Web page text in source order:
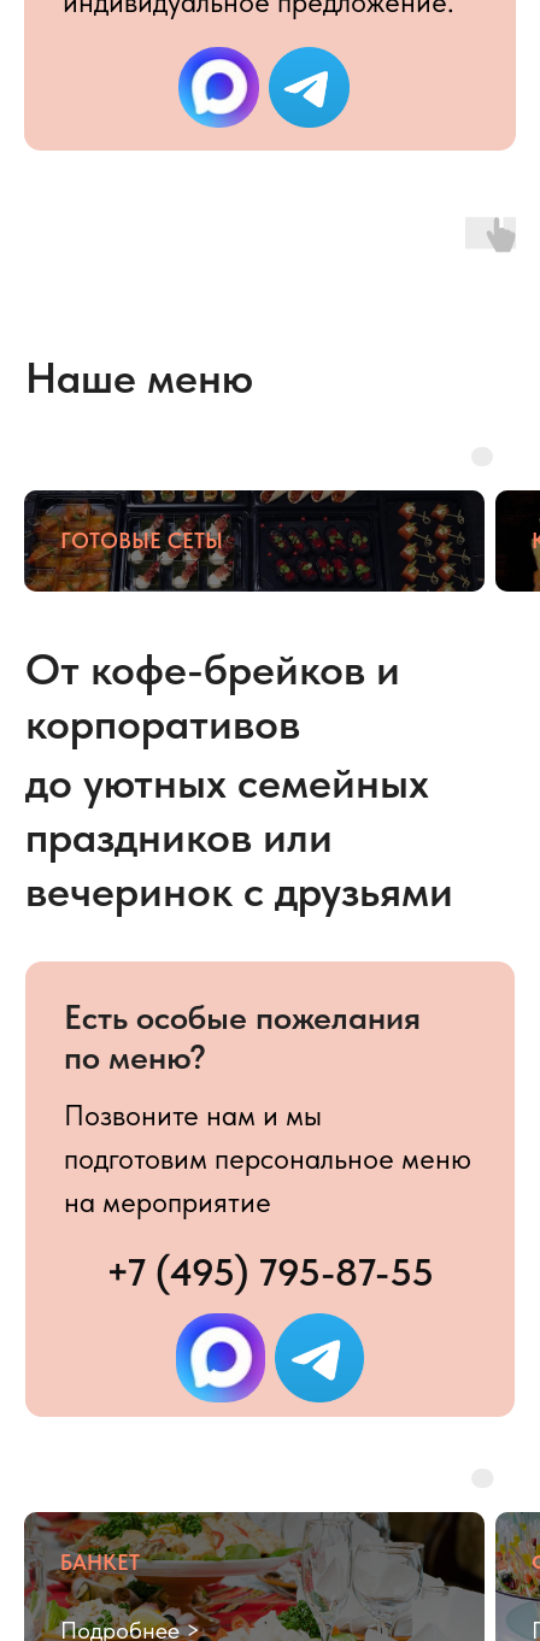
ГОТОВЫЕ СЕТЫ
От кофе-брейков и
корпоративов
до уютных семейных
праздников или
подготовим персональное меню
БАНКЕТ
Подробнее >
Рассчитайте стоимость
кейтеринга на ваше
мероприятие
и тип мероприятия
Количество участников
55
Выберите тип мероприятия
Место проведения
Московская область
Укажите номер мессенджера
+7